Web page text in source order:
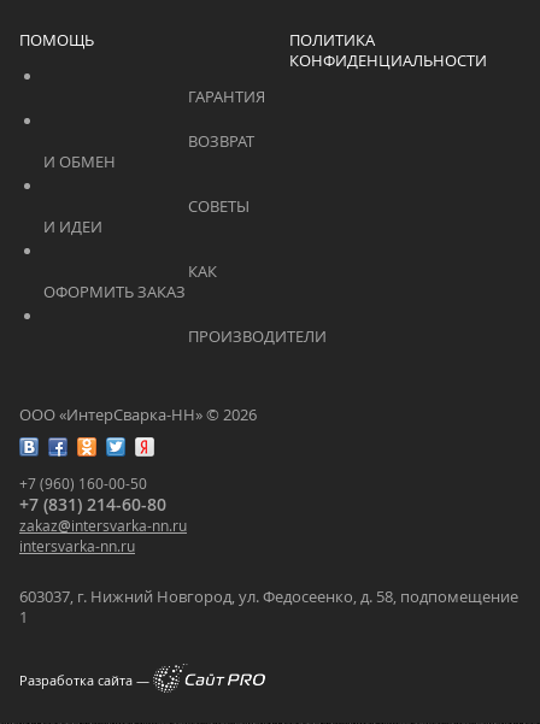
ООО «ИнтерСварка-НН» © 2026
+7 (960) 160-00-50
+7 (831) 214-60-80
zakaz@intersvarka-nn.ru
intersvarka-nn.ru
603037, г. Нижний Новгород, ул. Федосеенко, д. 58, подпомещение
1
Разработка сайта —
ПОМОЩЬ
ПОЛИТИКА
КОНФИДЕНЦИАЛЬНОСТИ